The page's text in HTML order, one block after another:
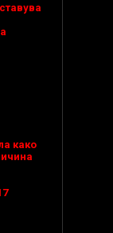
како